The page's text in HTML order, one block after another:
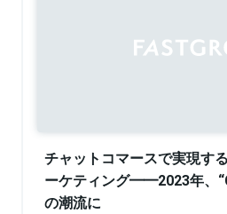
チャットコマースで実現す
ーケティング━━2023年、
の潮流に